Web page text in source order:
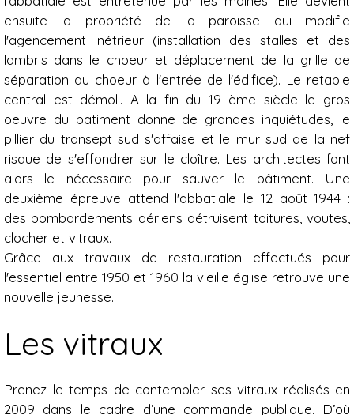
ensuite la propriété de la paroisse qui modifie
l'agencement inétrieur (installation des stalles et des
lambris dans le choeur et déplacement de la grille de
séparation du choeur à l'entrée de l'édifice). Le retable
central est démoli. A la fin du 19 ème siècle le gros
oeuvre du batiment donne de grandes inquiétudes, le
pillier du transept sud s'affaise et le mur sud de la nef
risque de s'effondrer sur le cloître. Les architectes font
alors le nécessaire pour sauver le bâtiment. Une
deuxième épreuve attend l'abbatiale le 12 août 1944 :
des bombardements aériens détruisent toitures, voutes,
clocher et vitraux.
Grâce aux travaux de restauration effectués pour
l'essentiel entre 1950 et 1960 la vieille église retrouve une
nouvelle jeunesse.
Les vitraux
Prenez le temps de contempler ses vitraux réalisés en
2009 dans le cadre d’une commande publique. D’où